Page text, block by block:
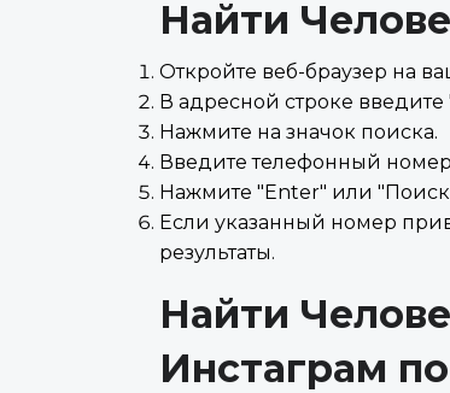
Найти
Откройте веб-браузер на
В адресной строке введите
Нажмите на значок поиска.
Введите телефонный
Нажмите "Enter" или
Если указанный номер
результаты.
Найти
Инстаграм